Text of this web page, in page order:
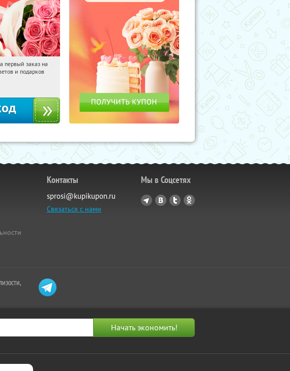
Получили:
первый заказ на
и подарков
Контакты
sprosi@kupikupon.ru
Связаться с нами
Мы в Соцсетях